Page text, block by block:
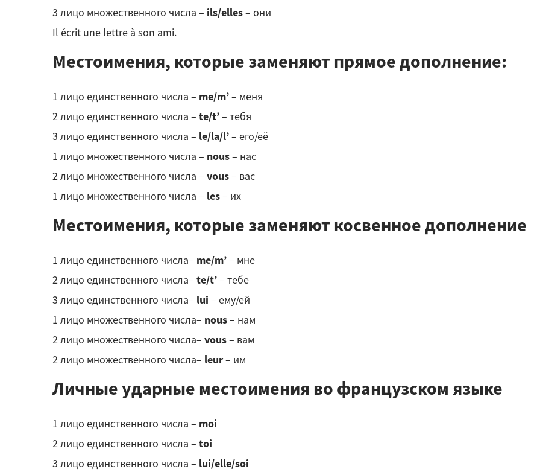
3 лицо множественного числа – ils/elles– они
Il écrit une lettre à son ami.
Местоимения, которые заменяют прямое дополнение:
1 лицо единственного числа – me/m’– меня
2 лицо единственного числа – te/t’– тебя
3 лицо единственного числа – le/la/l’– его/её
1 лицо множественного числа – nous– нас
2 лицо множественного числа – vous– вас
1 лицо множественного числа – les– их
Местоимения, которые заменяют косвенное дополнение
1 лицо единственного числа– me/m’– мне
2 лицо единственного числа– te/t’– тебе
3 лицо единственного числа– lui – ему/ей
1 лицо множественного числа– nous– нам
2 лицо множественного числа– vous– вам
2 лицо множественного числа– leur– им
Личные ударные местоимения во французском языке
1 лицо единственного числа – moi
2 лицо единственного числа – toi
3 лицо единственного числа – lui/elle/soi